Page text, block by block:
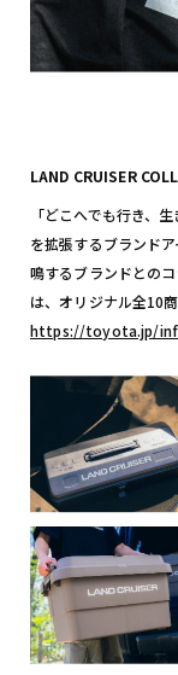
LAND CRUISER
「どこへでも行き、
を拡張するブランド
鳴するブランドとの
は、オリジナル全10
https://toyota.jp/